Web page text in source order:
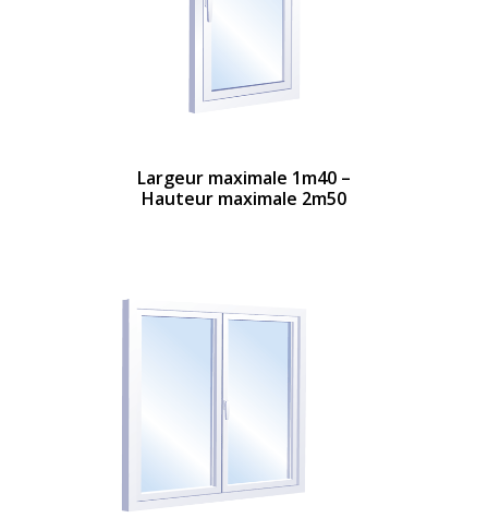
Largeur maximale 1m40 –
Hauteur maximale 2m50